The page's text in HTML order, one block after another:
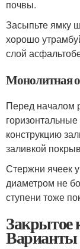
почвы.
Засыпьте ямку
хорошо
слой
Монолитная
Перед началом
конструкцию
заливкой
Стержни ячеек
диаметром не
ступени тоже
Закрытое
Варианты